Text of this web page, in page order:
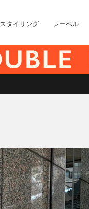
スタイリング レーベル